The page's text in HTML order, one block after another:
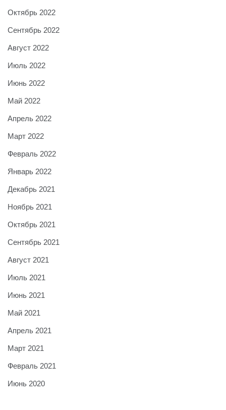
Октябрь 2022
Сентябрь 2022
Август 2022
Июль 2022
Июнь 2022
Май 2022
Апрель 2022
Март 2022
Февраль 2022
Январь 2022
Декабрь 2021
Ноябрь 2021
Октябрь 2021
Сентябрь 2021
Август 2021
Июль 2021
Июнь 2021
Май 2021
Апрель 2021
Март 2021
Февраль 2021
Июнь 2020